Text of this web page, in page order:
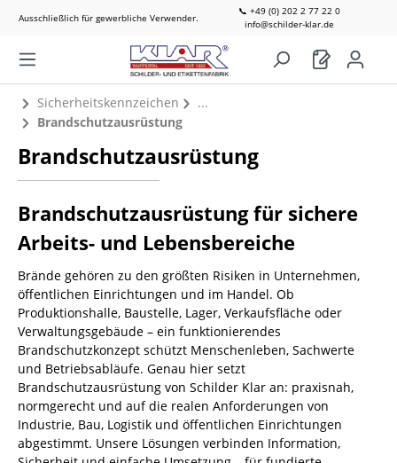
Ausschließlich für gewerbliche Verwender.
📞 +49 (0) 202 2 77 22 0
info@schilder-klar.de
Sicherheitskennzeichen
Brandschutzausrüstung
Brandschutzausrüstung
Brandschutzausrüstung für sichere
Arbeits- und Lebensbereiche
Brände gehören zu den größten Risiken in Unternehmen,
öffentlichen Einrichtungen und im Handel. Ob
Produktionshalle, Baustelle, Lager, Verkaufsfläche oder
Verwaltungsgebäude – ein funktionierendes
Brandschutzkonzept schützt Menschenleben, Sachwerte
und Betriebsabläufe. Genau hier setzt
Brandschutzausrüstung von Schilder Klar an: praxisnah,
normgerecht und auf die realen Anforderungen von
Industrie, Bau, Logistik und öffentlichen Einrichtungen
abgestimmt. Unsere Lösungen verbinden Information,